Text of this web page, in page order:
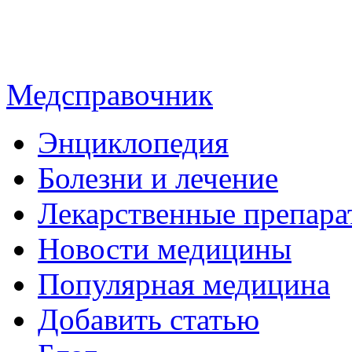
Медсправочник
Энциклопедия
Болезни и лечение
Лекарственные
Новости медицины
Популярная медицина
Добавить статью